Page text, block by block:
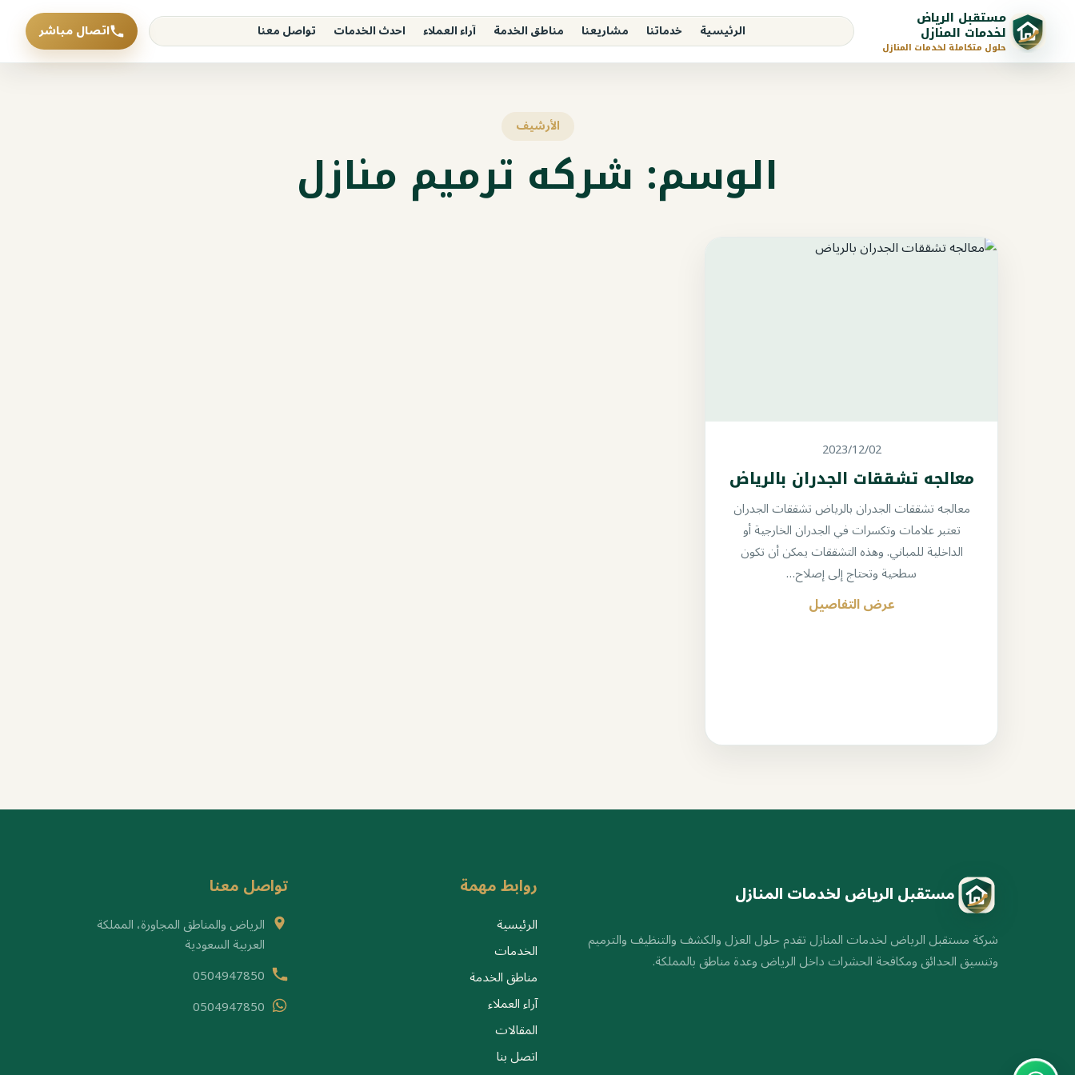
مستقبل الرياض
لخدمات المنازل
حلول متكاملة لخدمات المنازل
الرئيسية خدماتنا مشاريعنا مناطق الخدمة آراء العملاء احدث الخدمات تواصل معنا اتصال مباشر
الأرشيف
الوسم: شركه ترميم منازل
2023/12/02
معالجه تشققات الجدران بالرياض
معالجه تشققات الجدران بالرياض تشققات الجدران
تعتبر علامات وتكسرات في الجدران الخارجية أو
الداخلية للمباني. وهذه التشققات يمكن أن تكون
سطحية وتحتاج إلى إصلاح…
عرض التفاصيل
مستقبل الرياض لخدمات المنازل
شركة مستقبل الرياض لخدمات المنازل تقدم حلول العزل والكشف والتنظيف والترميم
وتنسيق الحدائق ومكافحة الحشرات داخل الرياض وعدة مناطق بالمملكة.
روابط مهمة
الرئيسية
الخدمات
مناطق الخدمة
آراء العملاء
المقالات
اتصل بنا
تواصل معنا
الرياض والمناطق المجاورة، المملكة
العربية السعودية
0504947850
0504947850